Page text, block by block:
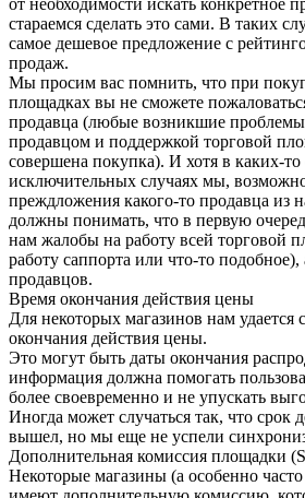
стараемся сделать это сами. В таких
самое дешевое предложение с
продаж.
Мы просим вас помнить, что при
площадках вы не сможете
продавца (любые возникшие
продавцом и поддержкой торговой
совершена покупка). И хотя в каких-
исключительных случаях мы,
преждложения какого-то продавца
должны понимать, что в первую
нам жалобы на работу всей торговой
работу саппорта или что-то
продавцов.
Время окончания действия цены
Для некоторых магазинов нам удается
окончания действия цены.
Это могут быть даты окончания
информация должна помогать
более своевременно и не упускать
Иногда может случаться так, что срок
вышел, но мы еще не успели
Дополнительная комиссия площадки
Некоторые магазины (а особенно